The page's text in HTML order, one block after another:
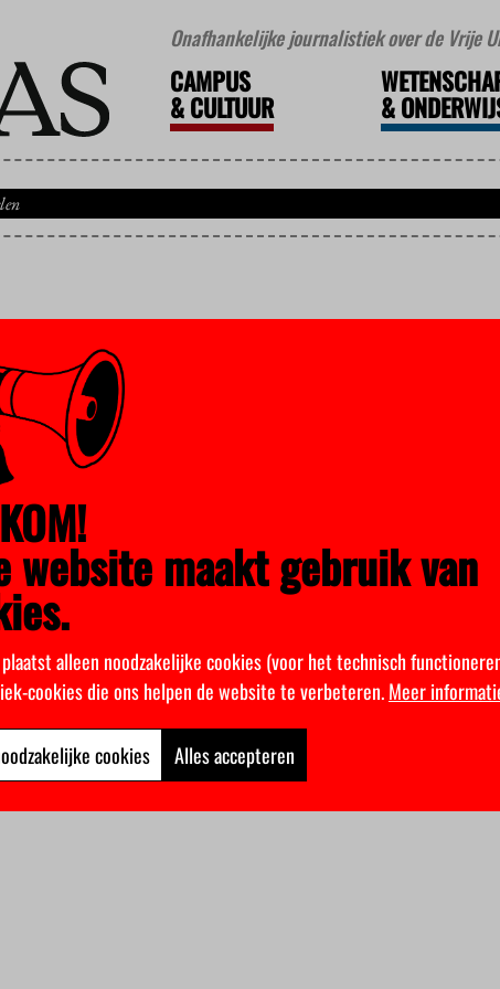
Onafhankelijke journalistiek over de Vrije
CAMPUS
&CULTUUR &
website maakt gebruik van
plaatst alleen noodzakelijke cookies (voor het technisch
cookies die ons helpen de website te verbeteren.Meer
cookies Alles accepteren